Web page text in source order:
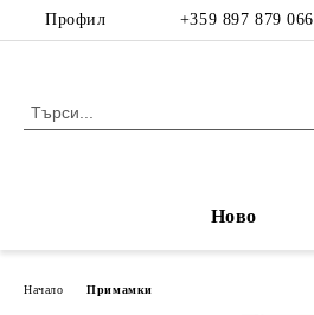
Профил +359 897 879 066
Ново
Начало Примамки